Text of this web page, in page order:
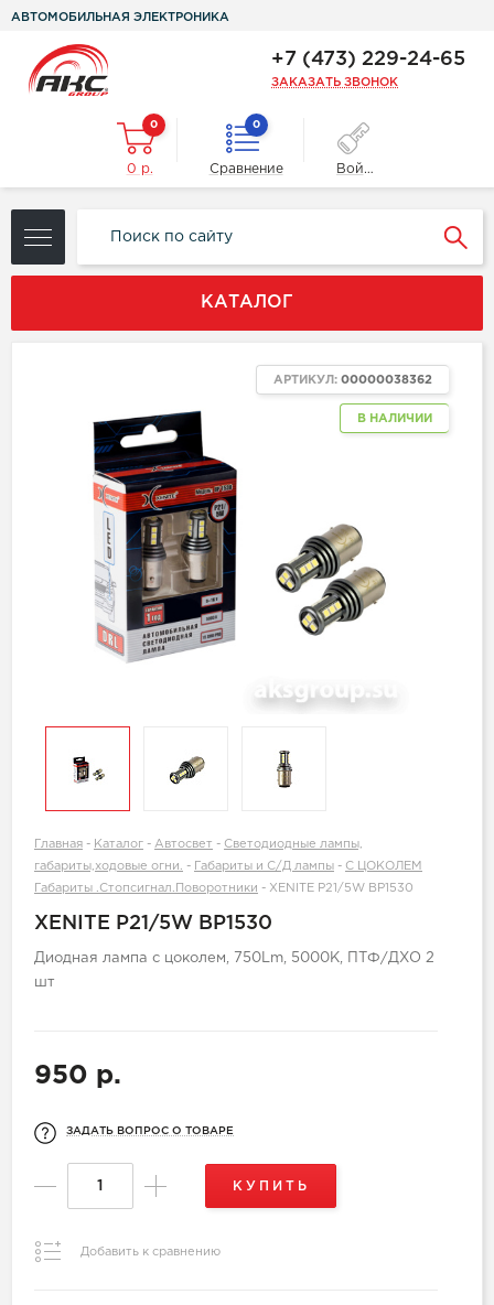
АВТОМОБИЛЬНАЯ ЭЛЕКТРОНИКА
+7 (473) 229-24-65
ЗАКАЗАТЬ ЗВОНОК
0
0 р.
0
Сравнение Войти
КАТАЛОГ
В НАЛИЧИИ
АРТИКУЛ: 00000038362
Главная - Каталог - Автосвет - Светодиодные лампы,
габариты,ходовые огни. - Габариты и С/Д лампы - С ЦОКОЛЕМ
Габариты .Стопсигнал.Поворотники - XENITE P21/5W BP1530
XENITE P21/5W BP1530
Диодная лампа с цоколем, 750Lm, 5000K, ПТФ/ДХО 2
шт
950 р.
ЗАДАТЬ ВОПРОС О ТОВАРЕ
КУПИТЬ
Добавить к сравнению